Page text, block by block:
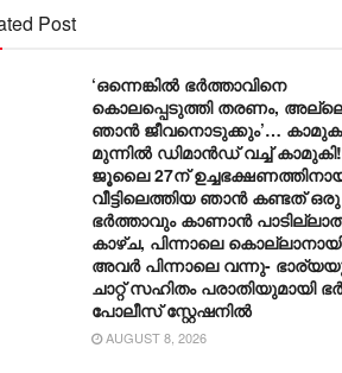
Post
‘ഒന്നെങ്കിൽ ഭർത്താവിനെ
കൊലപ്പെടുത്തി തരണം,
ഞാൻ ജീവനൊടുക്കും’…
മുന്നിൽ ഡിമാൻഡ് വച്ച്
ജൂലൈ 27ന്
വീട്ടിലെത്തിയ ഞാൻ കണ്ടത് ഒരു
ഭർത്താവും കാണാൻ
കാഴ്ച, പിന്നാലെ
അവർ പിന്നാലെ വന്നു-
ചാറ്റ് സഹിതം പരാതിയുമായി
പോലീസ് സ്റ്റേഷനിൽ
AUGUST 8, 2026